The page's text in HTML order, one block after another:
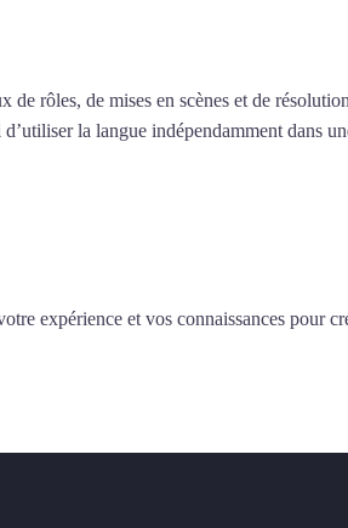
rôles, de mises en scènes et de
la langue indépendamment dans
expérience et vos connaissances pour